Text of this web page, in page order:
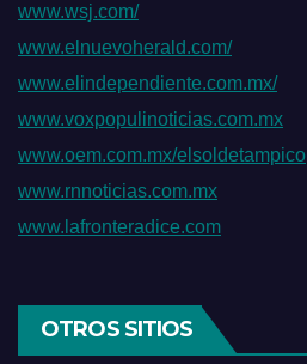
www.wsj.com/
www.elnuevoherald.com/
www.elindependiente.com.mx/
www.voxpopulinoticias.com.mx
www.oem.com.mx/elsoldetampico
www.rnnoticias.com.mx
www.lafronteradice.com
OTROS SITIOS